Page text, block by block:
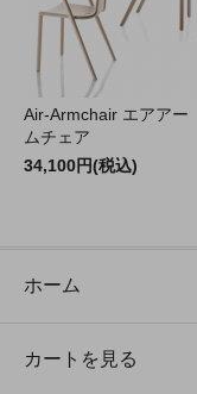
Air-Armchair エアアー
ムチェア
34,100円(税込)
ホーム
カートを見る